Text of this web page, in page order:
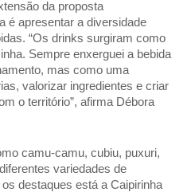
da proposta
é apresentar a diversidade
“Os drinks surgiram como
Sempre enxerguei a bebida
mas como uma
valorizar ingredientes e criar
o território”, afirma Débora
camu-camu, cubiu, puxuri,
variedades de
destaques está a Caipirinha